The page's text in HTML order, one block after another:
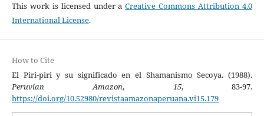
This work is licensed under aCreative Commons Attribution 4.0
International License.
How to Cite
El Piri-piri y su significado en el Shamanismo Secoya. (1988).
Peruvian Amazon, 15, 83-97.
https://doi.org/10.52980/revistaamazonaperuana.vi15.179